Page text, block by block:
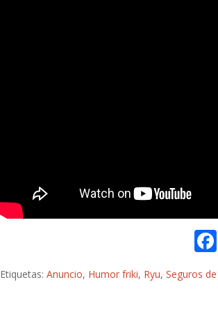
Etiquetas:Anuncio, Humor friki, Ryu,Seguros